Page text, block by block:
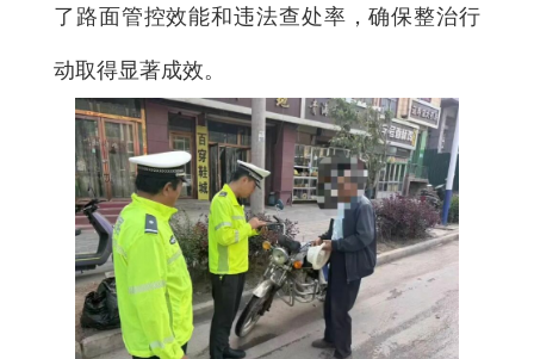
了路面管控效能和违法查处率，确保整治行
动取得显著成效。